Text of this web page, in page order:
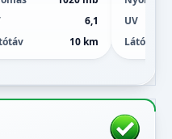
6,1
10 km
UV
Látótáv